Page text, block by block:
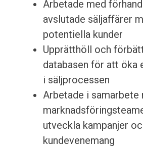
Arbetade med
avslutade säljaffärer
potentiella kunder
Upprätthöll och
databasen för att öka
i säljprocessen
Arbetade i samarbete
utveckla kampanjer
kundevenemang